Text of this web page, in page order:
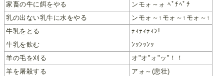
家畜の牛に餌をやる
ンモォ～ォ ﾍﾟﾁﾍﾟﾁ
乳の出ない乳牛に水をやる
ンモォ～↑モォ～↑モォ～↑
牛乳をとる
ﾃｨﾃｨﾃｨﾝ!
牛乳を飲む
ﾝｯﾝｯﾝｯ
羊の毛を刈る
オ"オ"ォ"ッ"！！
羊を屠殺する
アォ～(悲壮)